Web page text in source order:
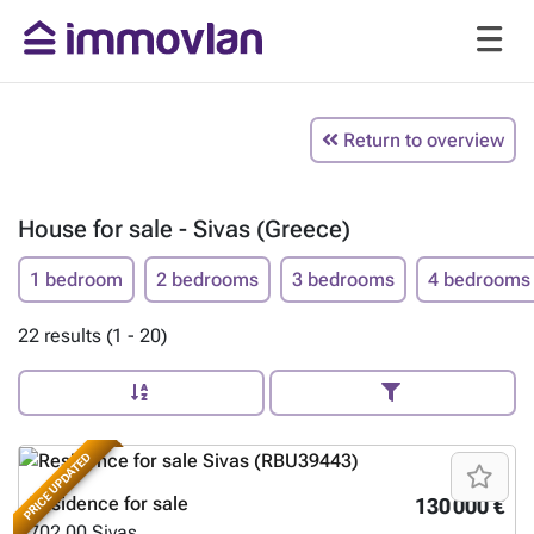
Return to overview
House for sale - Sivas (Greece)
1 bedroom 2 bedrooms 3 bedrooms 4 bedrooms
22 results (1 - 20)
PRICE UPDATED 130 000 €
Residence for sale